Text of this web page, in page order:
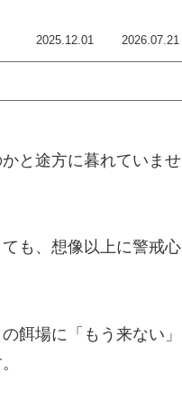
2025.12.01 2026.07.21
と途方に暮れていませ
も、想像以上に警戒心
餌場に「もう来ない」